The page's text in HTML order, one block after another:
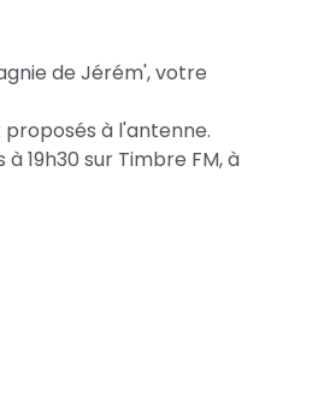
de Jérém', votre
à l'antenne.
19h30 sur Timbre FM, à